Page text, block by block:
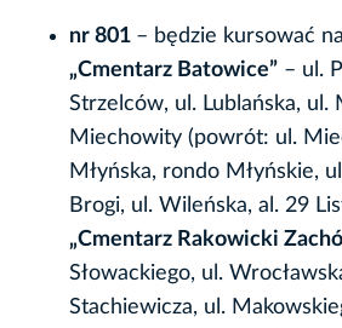
nr 801 – będzie kursować
„Cmentarz Batowice” – ul.
Strzelców, ul. Lublańska, ul.
Miechowity (powrót: ul.
Młyńska, rondo Młyńskie,
Brogi, ul. Wileńska, al. 29
„Cmentarz Rakowicki
Słowackiego, ul.
Stachiewicza, ul.